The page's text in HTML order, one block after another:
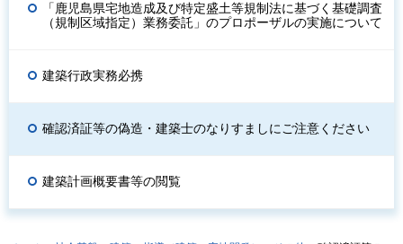
「鹿児島県宅地造成及び特定盛土等規制法に基づく基礎調査
（規制区域指定）業務委託」のプロポーザルの実施について
建築行政実務必携
確認済証等の偽造・建築士のなりすましにご注意ください
建築計画概要書等の閲覧